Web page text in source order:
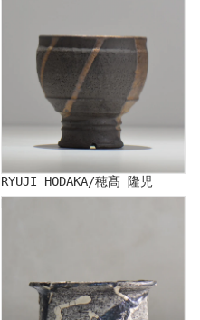
RYUJI HODAKA/穂髙 隆児